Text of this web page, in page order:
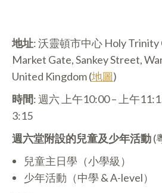
地址: 沃靈頓市中心 Holy Trinity
Market Gate, Sankey Street,
United Kingdom (地圖)
時間: 週六 上午10:00 – 上午
3:15
週六堂附設的兒童及少年活動(
兒童主日學（小學級）
少年活動（中學 & A-level）